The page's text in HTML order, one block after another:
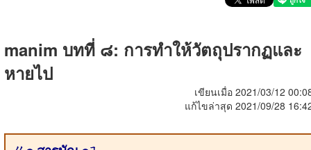
manim บทที่ ๘: การทำให้วัตถุปรากฏและ
หายไป
เขียนเมื่อ 2021/03/12
แก้ไขล่าสุด 2021/09/28